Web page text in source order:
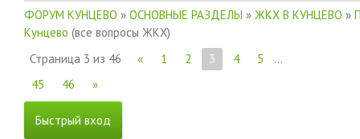
ФОРУМ КУНЦЕВО » ОСНОВНЫЕ РАЗДЕЛЫ » ЖКХ В КУНЦЕВО »
Кунцево (все вопросы ЖКХ)
Страница 3 из 46 « 1 2 3 4 5
…
45
46 »